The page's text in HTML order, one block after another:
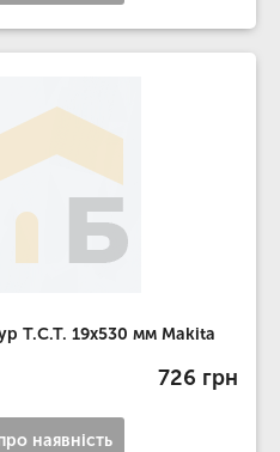
T.C.T. 19х530 мм Makita
726 грн
наявність